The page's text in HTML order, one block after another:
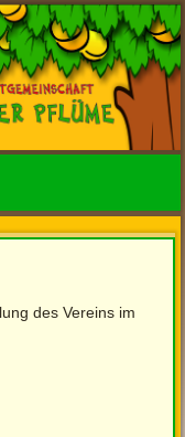
des Vereins im